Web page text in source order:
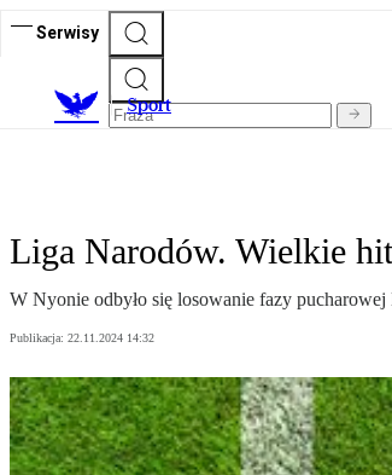
Serwisy
Sport
Liga Narodów. Wielkie
W Nyonie odbyło się losowanie fazy
Publikacja: 22.11.2024 14:32